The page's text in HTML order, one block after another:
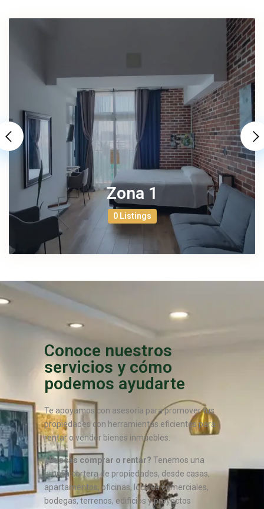
Zona 1
0 Listings
Conoce nuestros
servicios y cómo
podemos ayudarte
Te apoyamos con asesoría para promover tus
propiedades con herramientas eficientes para
rentar o vender bienes inmuebles.
¿Buscas comprar o rentar? Tenemos una
amplia cartera de propiedades, desde casas,
apartamentos, oficinas, locales comerciales,
bodegas, terrenos, edificios y proyectos